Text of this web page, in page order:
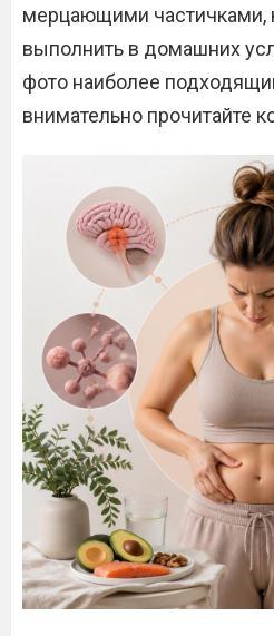
мерцающими частичками,
выполнить в домашних
фото наиболее
внимательно прочитайте